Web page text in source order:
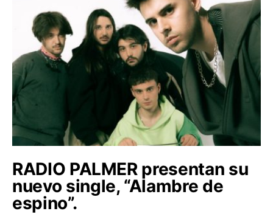
RADIO PALMER presentan su
nuevo single, “Alambre de
espino”.